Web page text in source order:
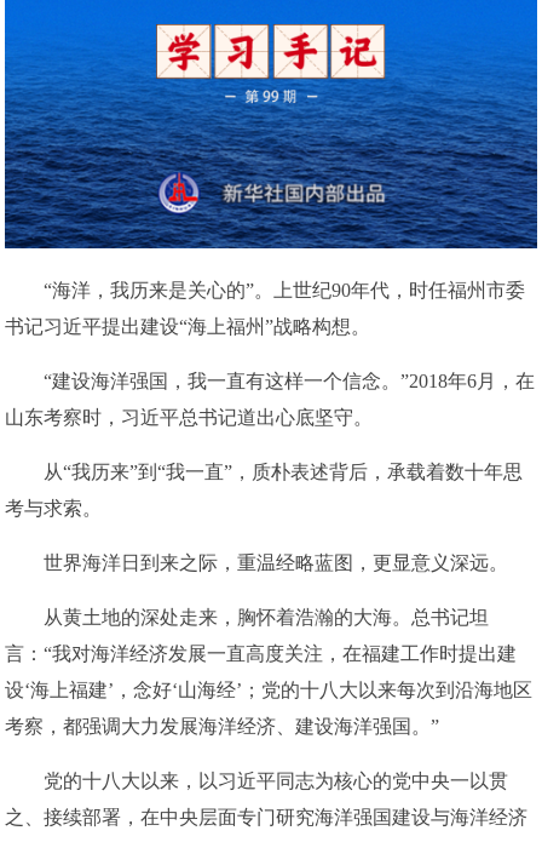
“海洋，我历来是关心的”。上世纪90年代，时任福州市委
书记习近平提出建设“海上福州”战略构想。
“建设海洋强国，我一直有这样一个信念。”2018年6月，在
山东考察时，习近平总书记道出心底坚守。
从“我历来”到“我一直”，质朴表述背后，承载着数十年思
考与求索。
世界海洋日到来之际，重温经略蓝图，更显意义深远。
从黄土地的深处走来，胸怀着浩瀚的大海。总书记坦
言：“我对海洋经济发展一直高度关注，在福建工作时提出建
设‘海上福建’，念好‘山海经’；党的十八大以来每次到沿海地区
考察，都强调大力发展海洋经济、建设海洋强国。”
党的十八大以来，以习近平同志为核心的党中央一以贯
之、接续部署，在中央层面专门研究海洋强国建设与海洋经济